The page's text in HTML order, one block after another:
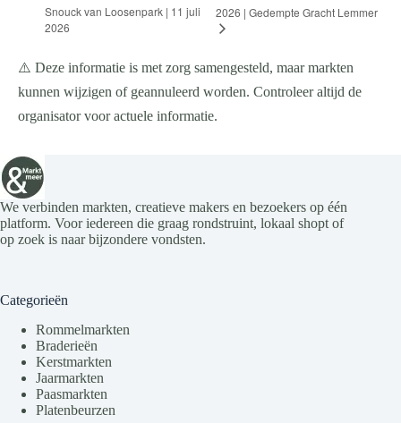
Snouck van Loosenpark | 11 juli
2026
2026 | Gedempte Gracht Lemmer
⚠️ Deze informatie is met zorg samengesteld, maar markten
kunnen wijzigen of geannuleerd worden. Controleer altijd de
organisator voor actuele informatie.
We verbinden markten, creatieve makers en bezoekers op één
platform. Voor iedereen die graag rondstruint, lokaal shopt of
op zoek is naar bijzondere vondsten.
Categorieën
Rommelmarkten
Braderieën
Kerstmarkten
Jaarmarkten
Paasmarkten
Platenbeurzen